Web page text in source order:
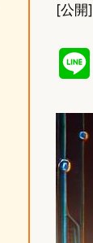
[公開]